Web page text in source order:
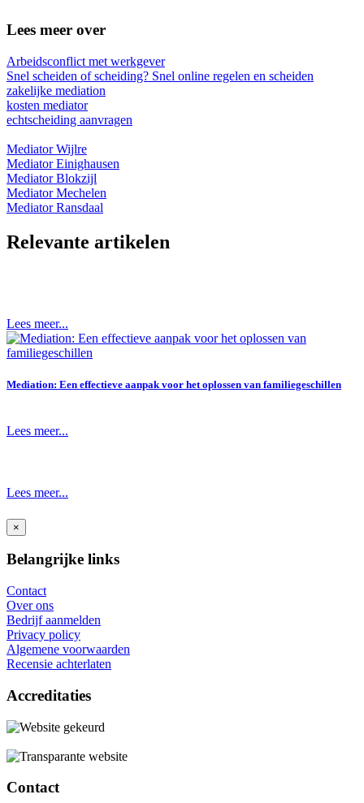
Lees meer over
Arbeidsconflict met werkgever
Snel scheiden of scheiding? Snel online regelen en scheiden
zakelijke mediation
kosten mediator
echtscheiding aanvragen
Mediator Wijlre
Mediator Einighausen
Mediator Blokzijl
Mediator Mechelen
Mediator Ransdaal
Relevante artikelen
Lees meer...
Mediation: Een effectieve aanpak voor het oplossen van familiegeschillen
Lees meer...
Lees meer...
×
Belangrijke links
Contact
Over ons
Bedrijf aanmelden
Privacy policy
Algemene voorwaarden
Recensie achterlaten
Accreditaties
Contact